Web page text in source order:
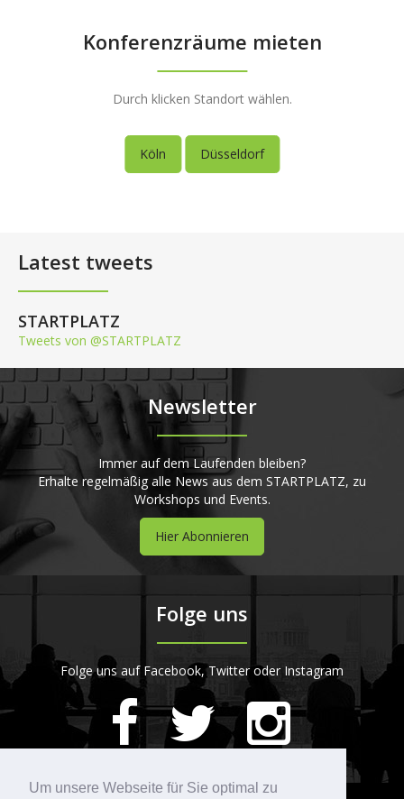
Um unsere Webseite für Sie optimal zu
Konferenzräume mieten
Durch klicken Standort wählen.
Köln Düsseldorf
Latest tweets
STARTPLATZ
Tweets von @STARTPLATZ
Newsletter
Immer auf dem Laufenden bleiben?
Erhalte regelmäßig alle News aus dem STARTPLATZ, zu
Workshops und Events.
Hier Abonnieren
Folge uns
Folge uns auf Facebook, Twitter oder Instagram
420Bewertungen auf ProvenExpert.com